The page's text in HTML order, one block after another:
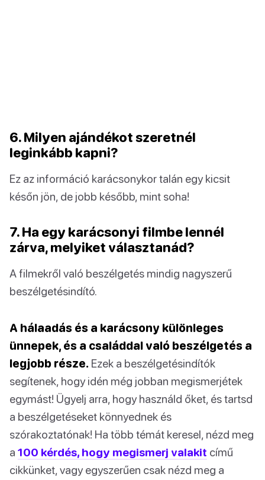
6. Milyen ajándékot szeretnél
leginkább kapni?
Ez az információ karácsonykor talán egy kicsit
későn jön, de jobb később, mint soha!
7. Ha egy karácsonyi filmbe lennél
zárva, melyiket választanád?
A filmekről való beszélgetés mindig nagyszerű
beszélgetésindító.
A hálaadás és a karácsony különleges
ünnepek, és a családdal való beszélgetés a
legjobb része. Ezek a beszélgetésindítók
segítenek, hogy idén még jobban megismerjétek
egymást! Ügyelj arra, hogy használd őket, és tartsd
a beszélgetéseket könnyednek és
szórakoztatónak! Ha több témát keresel, nézd meg
a 100 kérdés, hogy megismerj valakit című
cikkünket, vagy egyszerűen csak nézd meg a